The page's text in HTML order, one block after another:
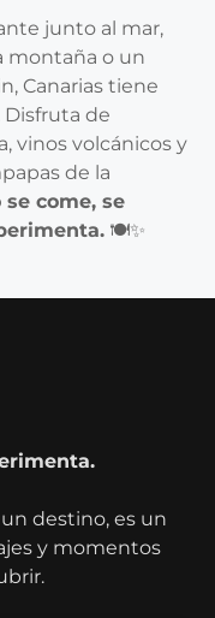
junto al mar,
montaña o un
Canarias tiene
Disfruta de
vinos volcánicos y
de la
come, se
🍽️✨
destino, es un
y momentos